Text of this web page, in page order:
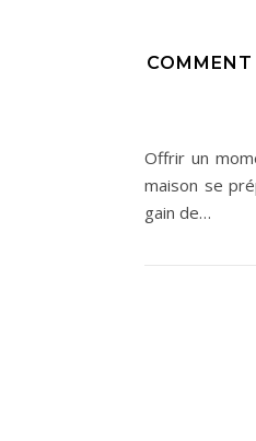
Offrir un
maison se
gain de…